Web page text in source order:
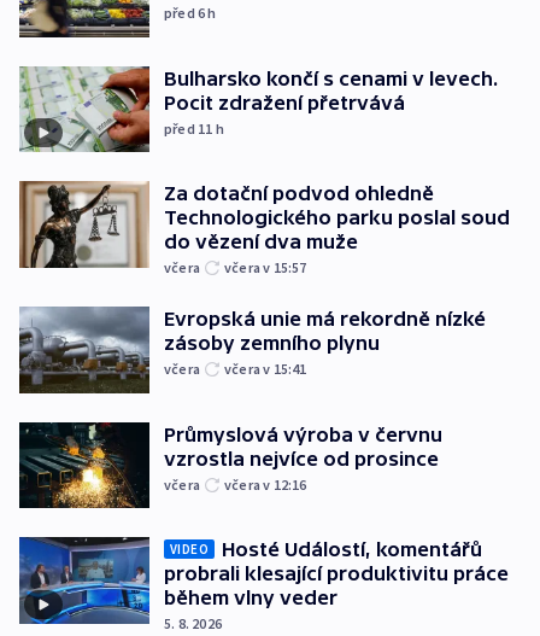
před 6h
Bulharsko končí s cenami v levech.
Pocit zdražení přetrvává
před 11 h
Za dotační podvod ohledně
Technologického parku poslal soud
do vězení dva muže
včera včera v 15:57
Evropská unie má rekordně nízké
zásoby zemního plynu
včera včera v 15:41
Průmyslová výroba v červnu
vzrostla nejvíce od prosince
včera včera v 12:16
VIDEO
Hosté Událostí, komentářů
probrali klesající produktivitu práce
během vlny veder
5. 8. 2026